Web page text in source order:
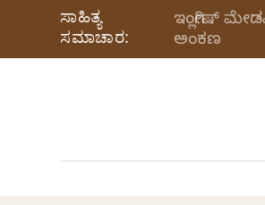
ಸಾಹಿತ್ಯ
ಸಮಾಚಾರ:
ಇಂಗ್ಲೀಷ್
ಅಂಕಣ